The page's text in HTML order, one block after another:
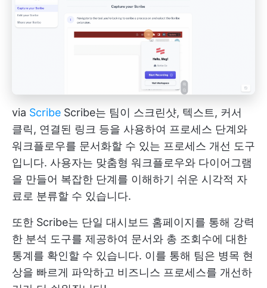
via Scribe Scribe는 팀이 스크린샷, 텍스트, 커서
클릭, 연결된 링크 등을 사용하여 프로세스 단계와
워크플로우를 문서화할 수 있는 프로세스 개선 도구
입니다. 사용자는 맞춤형 워크플로우와 다이어그램
을 만들어 복잡한 단계를 이해하기 쉬운 시각적 자
료로 분류할 수 있습니다.
또한 Scribe는 단일 대시보드 홈페이지를 통해 강력
한 분석 도구를 제공하여 문서와 총 조회수에 대한
통계를 확인할 수 있습니다. 이를 통해 팀은 병목 현
상을 빠르게 파악하고 비즈니스 프로세스를 개선하